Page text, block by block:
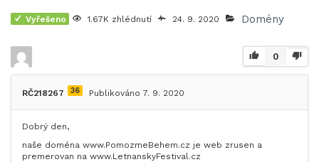
Vyřešeno 1.67K zhlédnutí 24. 9. 2020 Domény
0
RČ218267 36 Publikováno 7. 9. 2020
Dobrý den,
naše doména www.PomozmeBehem.cz je web zrusen a
premerovan na www.LetnanskyFestival.cz